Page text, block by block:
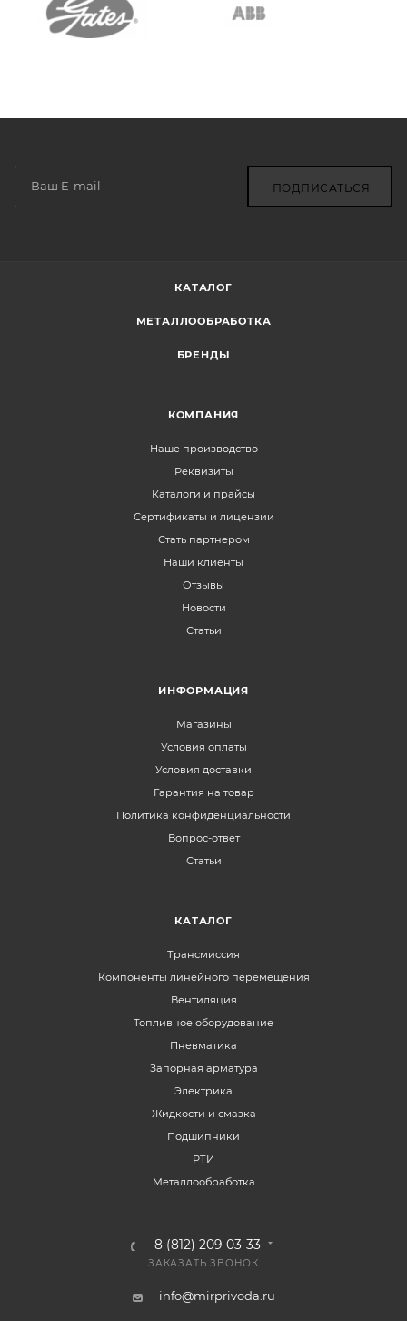
ПОДПИСАТЬСЯ
КАТАЛОГ
МЕТАЛЛООБРАБОТКА
БРЕНДЫ
КОМПАНИЯ
Наше производство
Реквизиты
Каталоги и прайсы
Сертификаты и лицензии
Стать партнером
Наши клиенты
Отзывы
Новости
Статьи
ИНФОРМАЦИЯ
Магазины
Условия оплаты
Условия доставки
Гарантия на товар
Политика конфиденциальности
Вопрос-ответ
Статьи
КАТАЛОГ
Трансмиссия
Компоненты линейного перемещения
Вентиляция
Топливное оборудование
Пневматика
Запорная арматура
Электрика
Жидкости и смазка
Подшипники
РТИ
Металлообработка
8 (812) 209-03-33
ЗАКАЗАТЬ ЗВОНОК
info@mirprivoda.ru